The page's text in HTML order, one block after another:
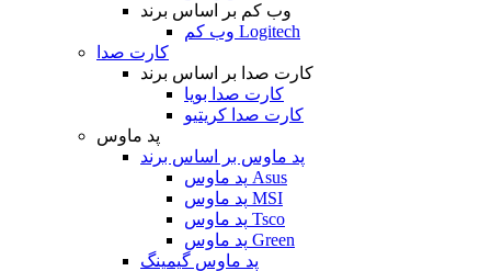
وب کم بر اساس برند
وب کم Logitech
کارت صدا
کارت صدا بر اساس برند
کارت صدا بویا
کارت صدا کریتیو
پد ماوس
پد ماوس بر اساس برند
پد ماوس Asus
پد ماوس MSI
پد ماوس Tsco
پد ماوس Green
پد ماوس گیمینگ